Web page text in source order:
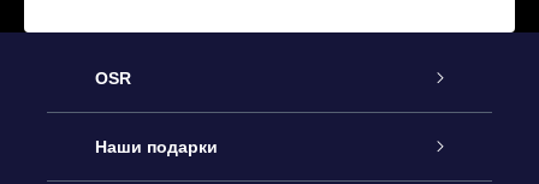
OSR
Обслуживание
Наши подарки